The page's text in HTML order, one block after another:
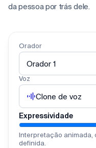
da pessoa por trás dele.
Orador
Orador 1
Voz
Clone de voz
Expressividade
Interpretação animada,
definida.